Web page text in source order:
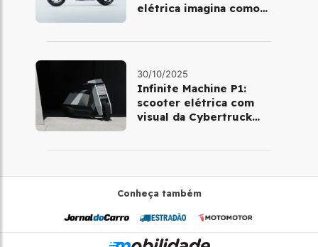
elétrica imagina como
30/10/2025
Infinite Machine P1:
scooter elétrica com
visual da Cybertruck
Conheça também